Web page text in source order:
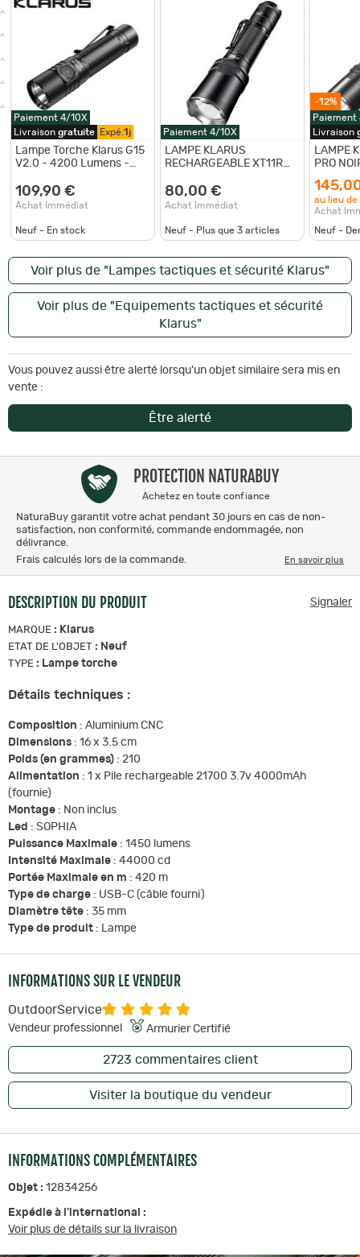
Paiement 4/10X
Livraison gratuite Expé. 1j
Lampe Torche Klarus G15
V2.0 - 4200 Lumens -
109,90 €
Achat Immédiat
Neuf - En stock
Paiement 4/10X
LAMPE KLARUS
RECHARGEABLE XT11R
80,00 €
Achat Immédiat
Neuf - Plus que 3 articles
-12%
Paiement
Livraison
LAMPE
PRO
au lieu de
Achat
Neuf -
Voir plus de "Lampes tactiques et sécurité Klarus"
Voir plus de "Equipements tactiques et sécurité
Klarus"
Vous pouvez aussi être alerté lorsqu'un objet similaire sera mis en
vente :
Être alerté
PROTECTION NATURABUY
Achetez en toute confiance
NaturaBuy garantit votre achat pendant 30 jours en cas de non-
satisfaction, non conformité, commande endommagée, non
délivrance.
Frais calculés lors de la commande.
En savoir plus
DESCRIPTION DU PRODUIT Signaler
MARQUE : Klarus
ETAT DE L'OBJET : Neuf
TYPE : Lampe torche
Détails techniques :
Composition : Aluminium CNC
Dimensions : 16 x 3.5 cm
Poids (en grammes) : 210
Alimentation : 1 x Pile rechargeable 21700 3.7v 4000mAh
(fournie)
Montage : Non inclus
Led : SOPHIA
Puissance Maximale : 1450 lumens
Intensité Maximale : 44000 cd
Portée Maximale en m : 420 m
Type de charge : USB-C (câble fourni)
Diamètre tête : 35 mm
Type de produit : Lampe
INFORMATIONS SUR LE VENDEUR
OutdoorService
Vendeur professionnel Armurier Certifié
2723 commentaires client
Visiter la boutique du vendeur
INFORMATIONS COMPLÉMENTAIRES
Objet : 12834256
Expédie à l'international :
Voir plus de détails sur la livraison